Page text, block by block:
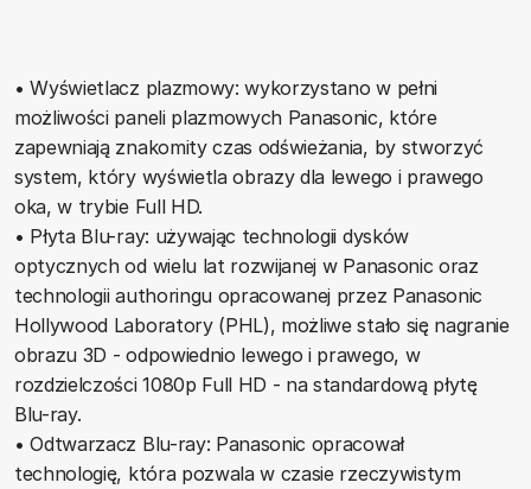
• Wyświetlacz plazmowy: wykorzystano w pełni
możliwości paneli plazmowych Panasonic, które
zapewniają znakomity czas odświeżania, by stworzyć
system, który wyświetla obrazy dla lewego i prawego
oka, w trybie Full HD.
• Płyta Blu-ray: używając technologii dysków
optycznych od wielu lat rozwijanej w Panasonic oraz
technologii authoringu opracowanej przez Panasonic
Hollywood Laboratory (PHL), możliwe stało się nagranie
obrazu 3D - odpowiednio lewego i prawego, w
rozdzielczości 1080p Full HD - na standardową płytę
Blu-ray.
• Odtwarzacz Blu-ray: Panasonic opracował
technologię, która pozwala w czasie rzeczywistym